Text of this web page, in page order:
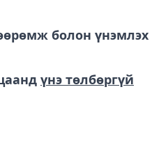
болон үнэмлэх
үнэ төлбөргүй